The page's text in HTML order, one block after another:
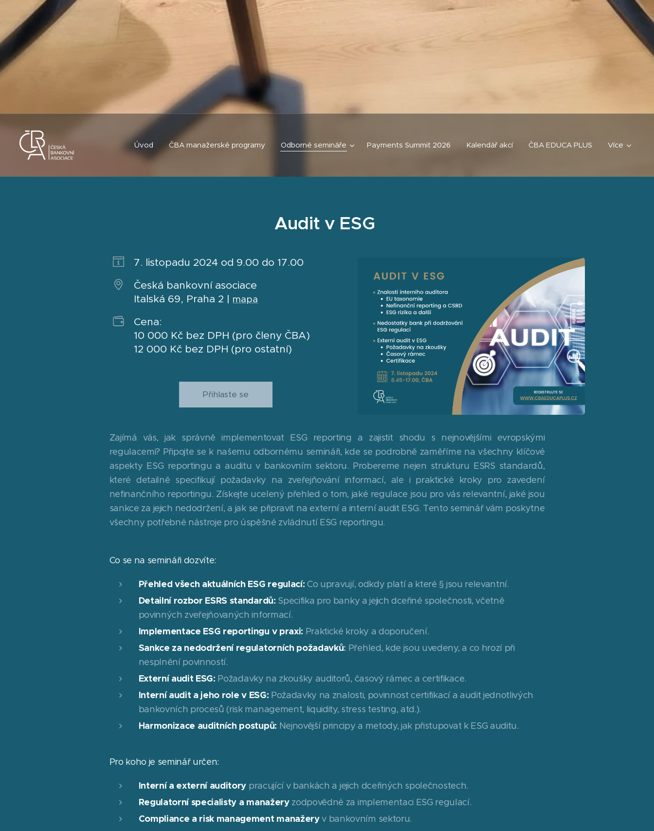
Úvod ČBA manažerské programy Odborné semináře Payments Summit 2026 Kalendář akcí ČBA EDUCA PLUS Více
Audit v ESG
7. listopadu 2024 od 9.00 do 17.00
Česká bankovní asociace
Italská 69, Praha 2 | mapa
Cena:
10 000 Kč bez DPH (pro členy ČBA)
12 000 Kč bez DPH (pro ostatní)
Přihlaste se
Zajímá vás, jak správně implementovat ESG reporting a zajistit shodu s nejnovějšími evropskými
regulacemi? Připojte se k našemu odbornému semináři, kde se podrobně zaměříme na všechny klíčové
aspekty ESG reportingu a auditu v bankovním sektoru. Probereme nejen strukturu ESRS standardů,
které detailně specifikují požadavky na zveřejňování informací, ale i praktické kroky pro zavedení
nefinančního reportingu. Získejte ucelený přehled o tom, jaké regulace jsou pro vás relevantní, jaké jsou
sankce za jejich nedodržení, a jak se připravit na externí a interní audit ESG. Tento seminář vám poskytne
všechny potřebné nástroje pro úspěšné zvládnutí ESG reportingu.
Co se na semináři dozvíte:
Přehled všech aktuálních ESG regulací: Co upravují, odkdy platí a které § jsou relevantní.
Detailní rozbor ESRS standardů: Specifika pro banky a jejich dceřiné společnosti, včetně
povinných zveřejňovaných informací.
Implementace ESG reportingu v praxi: Praktické kroky a doporučení.
Sankce za nedodržení regulatorních požadavků: Přehled, kde jsou uvedeny, a co hrozí při
nesplnění povinností.
Externí audit ESG: Požadavky na zkoušky auditorů, časový rámec a certifikace.
Interní audit a jeho role v ESG: Požadavky na znalosti, povinnost certifikací a audit jednotlivých
bankovních procesů (risk management, liquidity, stress testing, atd.).
Harmonizace auditních postupů: Nejnovější principy a metody, jak přistupovat k ESG auditu.
Pro koho je seminář určen:
Interní a externí auditory pracující v bankách a jejich dceřiných společnostech.
Regulatorní specialisty a manažeryzodpovědné za implementaci ESG regulací.
Compliance a risk management manažeryv bankovním sektoru.